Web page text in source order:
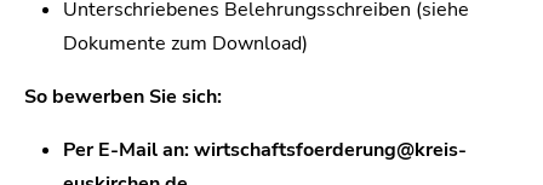
Unterschriebenes Belehrungsschreiben (siehe
Dokumente zum Download)
So bewerben Sie sich:
Per E-Mail an: wirtschaftsfoerderung@kreis-